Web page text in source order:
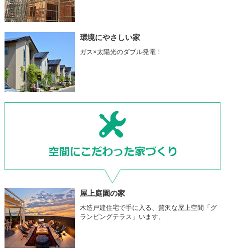
環境にやさしい家
ガス×太陽光のダブル発電！
屋上庭園の家
木造戸建住宅で手に入る、贅沢な屋上空間「グ
ランピングテラス」います。